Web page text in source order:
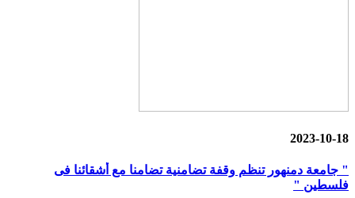
2023-10-18
" جامعة دمنهور تنظم وقفة تضامنية تضامنا مع أشقائنا فى
فلسطين "